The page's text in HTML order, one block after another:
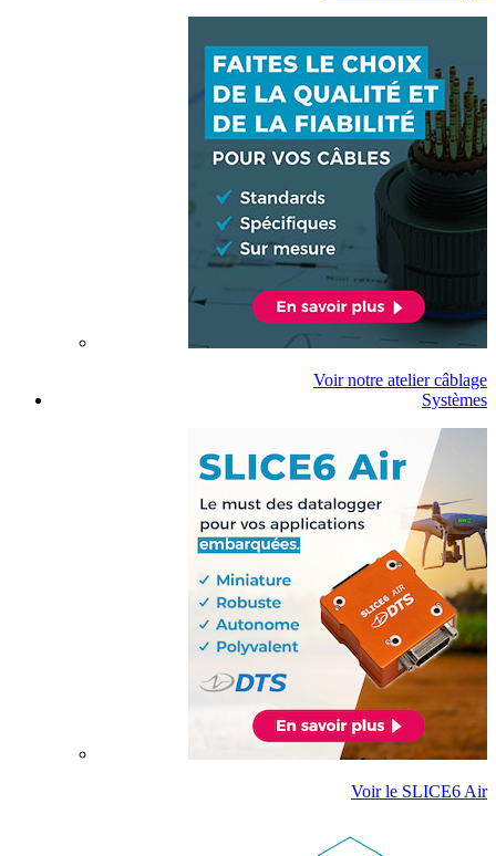
Voir notre atelier câblage
Systèmes
Voir le SLICE6 Air